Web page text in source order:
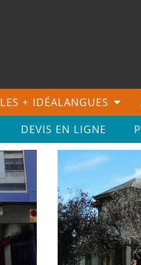
LES + IDÉALANGUES
DEVIS EN LIGNE